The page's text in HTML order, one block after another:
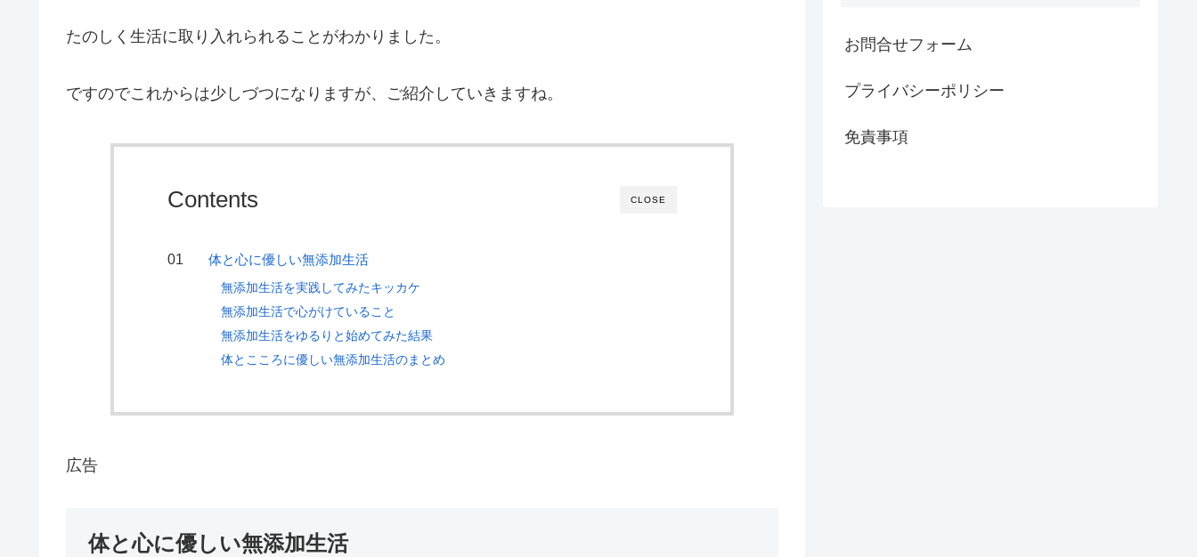
たのしく生活に取り入れられることがわかりました。
ですのでこれからは少しづつになりますが、ご紹介していきますね。
CLOSE
Contents
体と心に優しい無添加生活
無添加生活を実践してみたキッカケ
無添加生活で心がけていること
無添加生活をゆるりと始めてみた結果
体とこころに優しい無添加生活のまとめ
広告
体と心に優しい無添加生活
お問合せフォーム
プライバシーポリシー
免責事項